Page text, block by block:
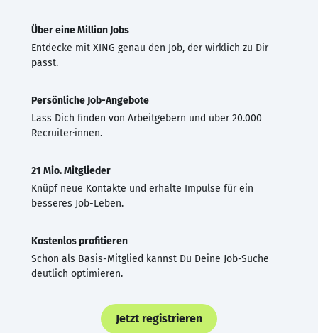
Über eine Million Jobs
Entdecke mit XING genau den Job, der wirklich zu Dir
passt.
Persönliche Job-Angebote
Lass Dich finden von Arbeitgebern und über 20.000
Recruiter·innen.
21 Mio. Mitglieder
Knüpf neue Kontakte und erhalte Impulse für ein
besseres Job-Leben.
Kostenlos profitieren
Schon als Basis-Mitglied kannst Du Deine Job-Suche
deutlich optimieren.
Jetzt registrieren